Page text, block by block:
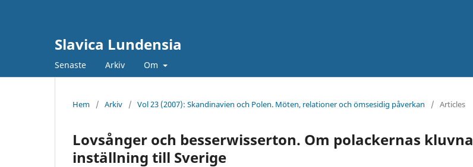
Slavica Lundensia
Senaste Arkiv Om
Hem / Arkiv / Vol 23 (2007): Skandinavien och Polen. Möten, relationer och ömsesidig påverkan / Articles
Lovsånger och besserwisserton. Om polackernas kluvna
inställning till Sverige